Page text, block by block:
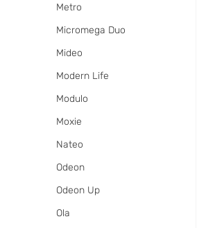
Metro
Micromega Duo
Mideo
Modern Life
Modulo
Moxie
Nateo
Odeon
Odeon Up
Ola